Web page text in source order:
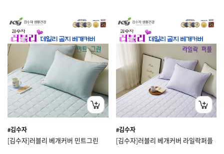
#김수자
[김수자]러블리 베개커버 민트그린
#김수자
[김수자]러블리 베개커버 라일락퍼플